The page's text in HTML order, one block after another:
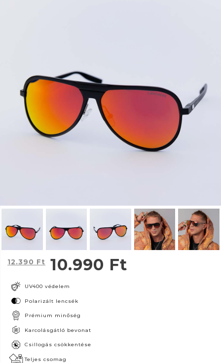
12.390 Ft 10.990 Ft
UV400 védelem
Polarizált lencsék
Prémium minőség
Karcolásgátló bevonat
Csillogás csökkentése
Teljes csomag